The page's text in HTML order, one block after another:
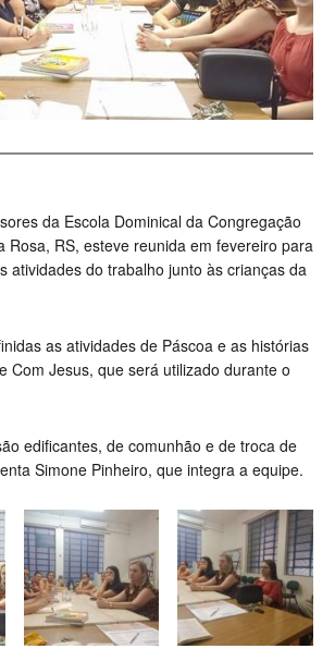
da Escola Dominical da Congregação
Rosa, RS, esteve reunida em fevereiro para
atividades do trabalho junto às crianças da
as atividades de Páscoa e as histórias
Com Jesus, que será utilizado durante o
edificantes, de comunhão e de troca de
Simone Pinheiro, que integra a equipe.